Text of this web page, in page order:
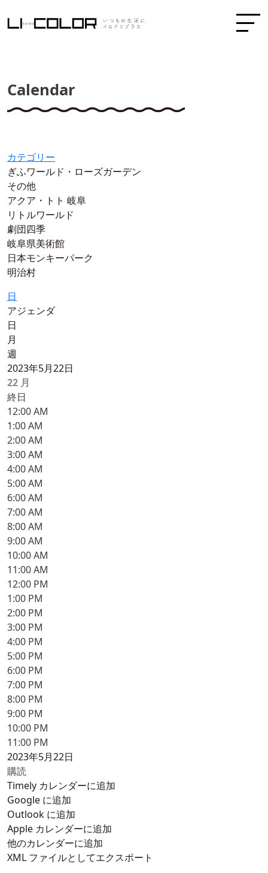
Calendar
カテゴリー
ぎふワールド・ローズガーデン
その他
アクア・トト 岐阜
リトルワールド
劇団四季
岐阜県美術館
日本モンキーパーク
明治村
日
アジェンダ
日
月
週
2023年5月22日
22 月
終日
12:00 AM
1:00 AM
2:00 AM
3:00 AM
4:00 AM
5:00 AM
6:00 AM
7:00 AM
8:00 AM
9:00 AM
10:00 AM
11:00 AM
12:00 PM
1:00 PM
2:00 PM
3:00 PM
4:00 PM
5:00 PM
6:00 PM
7:00 PM
8:00 PM
9:00 PM
10:00 PM
11:00 PM
2023年5月22日
購読
Timely カレンダーに追加
Google に追加
Outlook に追加
Apple カレンダーに追加
他のカレンダーに追加
XML ファイルとしてエクスポート